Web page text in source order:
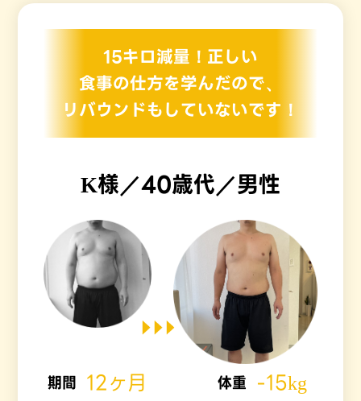
15キロ減量！正しい
食事の仕方を学んだので、
リバウンドもしていないです！
K様／40歳代／男性
期間 12ヶ月 体重 -15kg